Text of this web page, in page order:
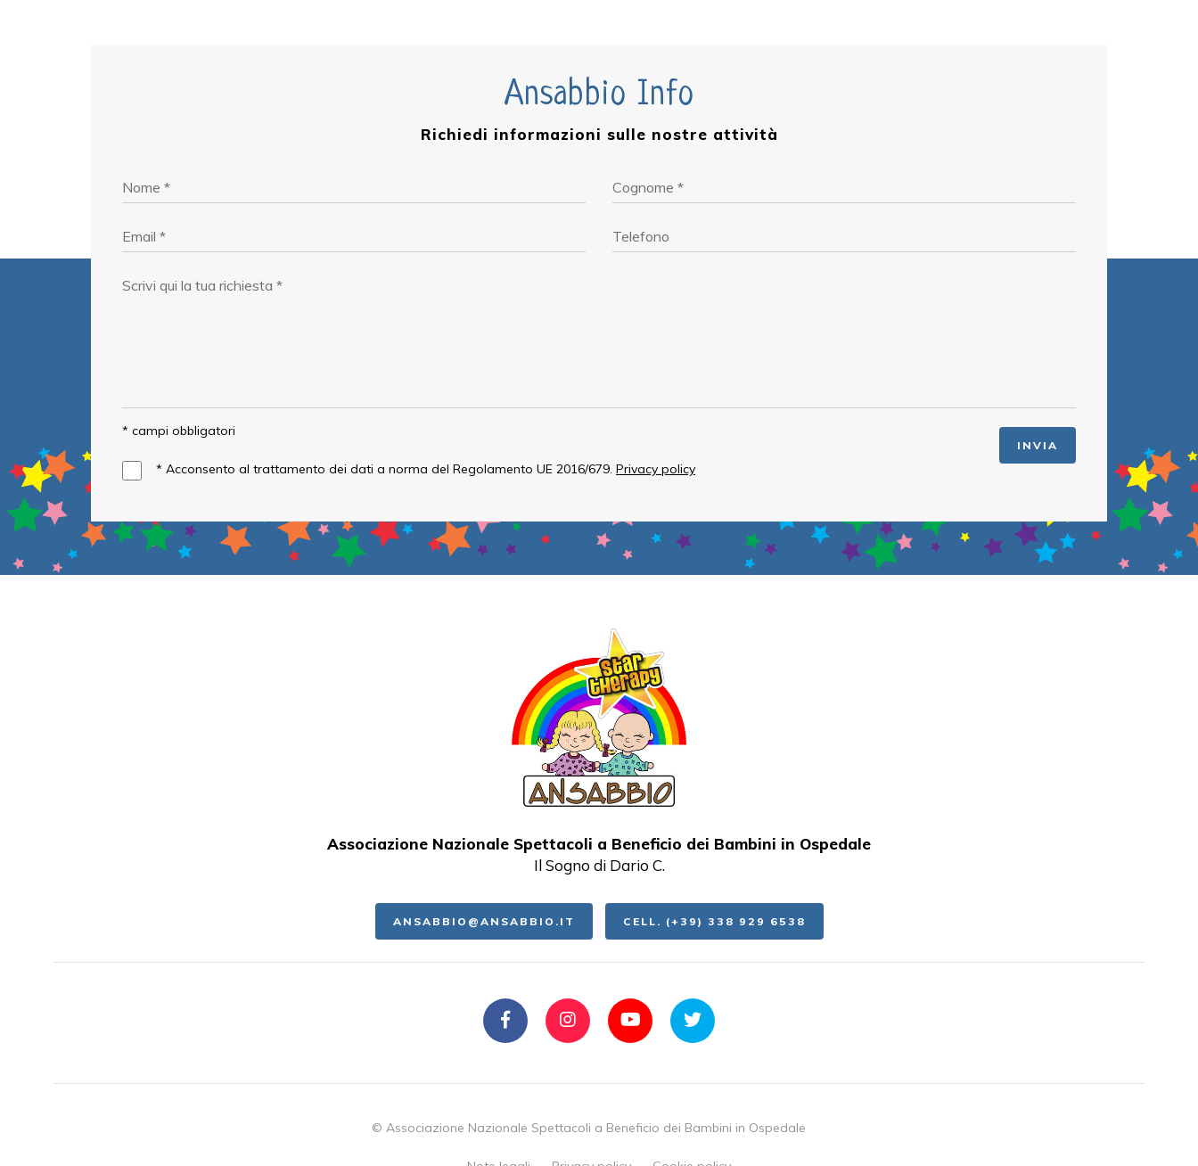
Ansabbio Info
Richiedi informazioni sulle nostre attività
* campi obbligatori
* Acconsento al trattamento dei dati a norma del Regolamento UE 2016/679. Privacy policy
INVIA
Associazione Nazionale Spettacoli a Beneficio dei Bambini in Ospedale
Il Sogno di Dario C.
ANSABBIO@ANSABBIO.IT CELL. (+39) 338 929 6538
© Associazione Nazionale Spettacoli a Beneficio dei Bambini in Ospedale